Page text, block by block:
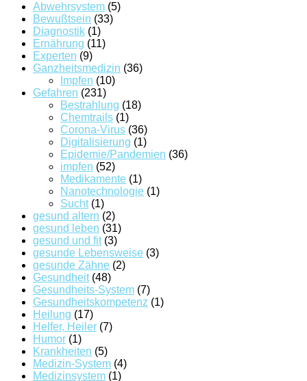
Abwehrsystem (5)
Bewußtsein (33)
Diagnostik (1)
Ernährung (11)
Experten (9)
Ganzheitsmedizin (36)
Impfen (10)
Gefahren (231)
Bestrahlung (18)
Chemtrails (1)
Corona-Virus (36)
Digitalisierung (1)
Epidemie/Pandemien (36)
impfen (52)
Medikamente (1)
Nanotechnologie (1)
Sucht(1)
gesund altern (2)
gesund leben (31)
gesund und fit(3)
gesunde Lebensweise (3)
gesunde Zähne (2)
Gesundheit(48)
Gesundheits-System (7)
Gesundheitskompetenz (1)
Heilung (17)
Helfer, Heiler (7)
Humor (1)
Krankheiten (5)
Medizin-System (4)
Medizinsystem (1)